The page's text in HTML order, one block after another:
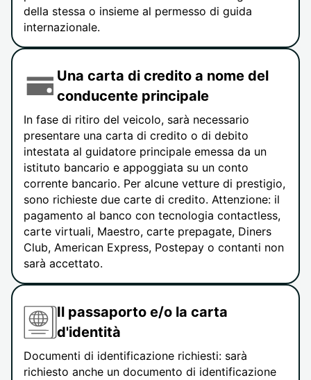
della stessa o insieme al permesso di guida
internazionale.
Una carta di credito a nome del
conducente principale
In fase di ritiro del veicolo, sarà necessario
presentare una carta di credito o di debito
intestata al guidatore principale emessa da un
istituto bancario e appoggiata su un conto
corrente bancario. Per alcune vetture di prestigio,
sono richieste due carte di credito. Attenzione: il
pagamento al banco con tecnologia contactless,
carte virtuali, Maestro, carte prepagate, Diners
Club, American Express, Postepay o contanti non
sarà accettato.
Il passaporto e/o la carta
d'identità
Documenti di identificazione richiesti: sarà
richiesto anche un documento di identificazione